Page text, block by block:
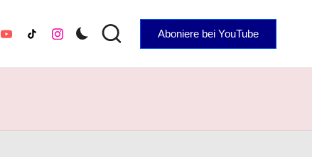
YouTubeTikTokInstagram Aboniere bei YouTube